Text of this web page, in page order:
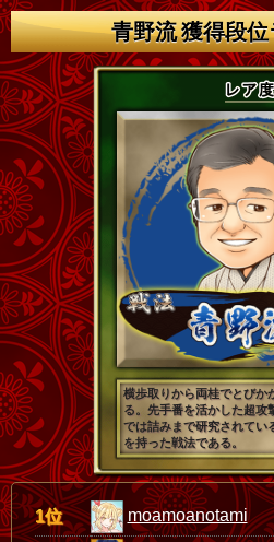
青野流 獲得段
横歩取りから両桂でとびか
る。先手番を活かした超攻
では詰みまで研究されてい
を持った戦法である。
1位 moamoanotami